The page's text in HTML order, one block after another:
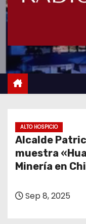
ALTO HOSPICIO
Alcalde
muestra
Minería en
Sep 8, 2025